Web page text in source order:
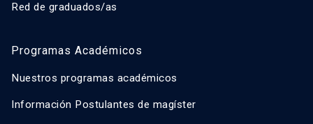
Red de graduados/as
Programas Académicos
Nuestros programas académicos
Información Postulantes de magíster